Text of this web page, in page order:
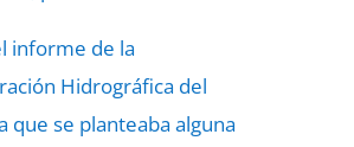
informe de la
Hidrográfica del
que se planteaba alguna